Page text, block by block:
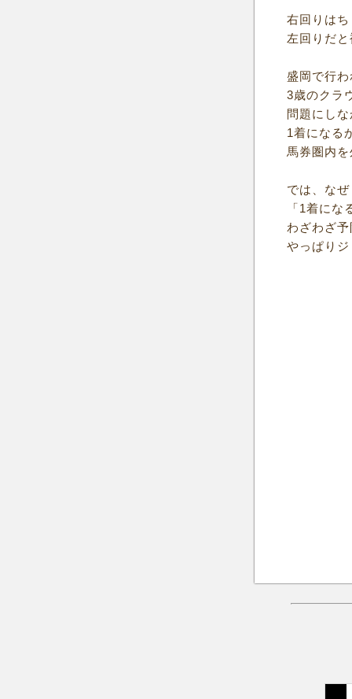
右回りは
左回りだ
盛岡で行
3歳のクラ
問題にし
1着になる
馬券圏内
では、なぜ
「1着に
わざわざ
やっぱり